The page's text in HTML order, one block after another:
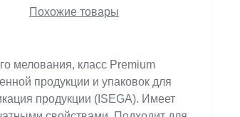
Похожие товары
мелования, класс Premium
продукции и упаковок для
продукции (ISEGA). Имеет